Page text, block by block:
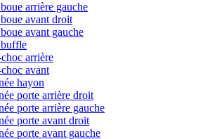
arrière gauche
avant droit
avant gauche
arrière
avant
hayon
porte arrière droit
porte arrière gauche
porte avant droit
porte avant gauche